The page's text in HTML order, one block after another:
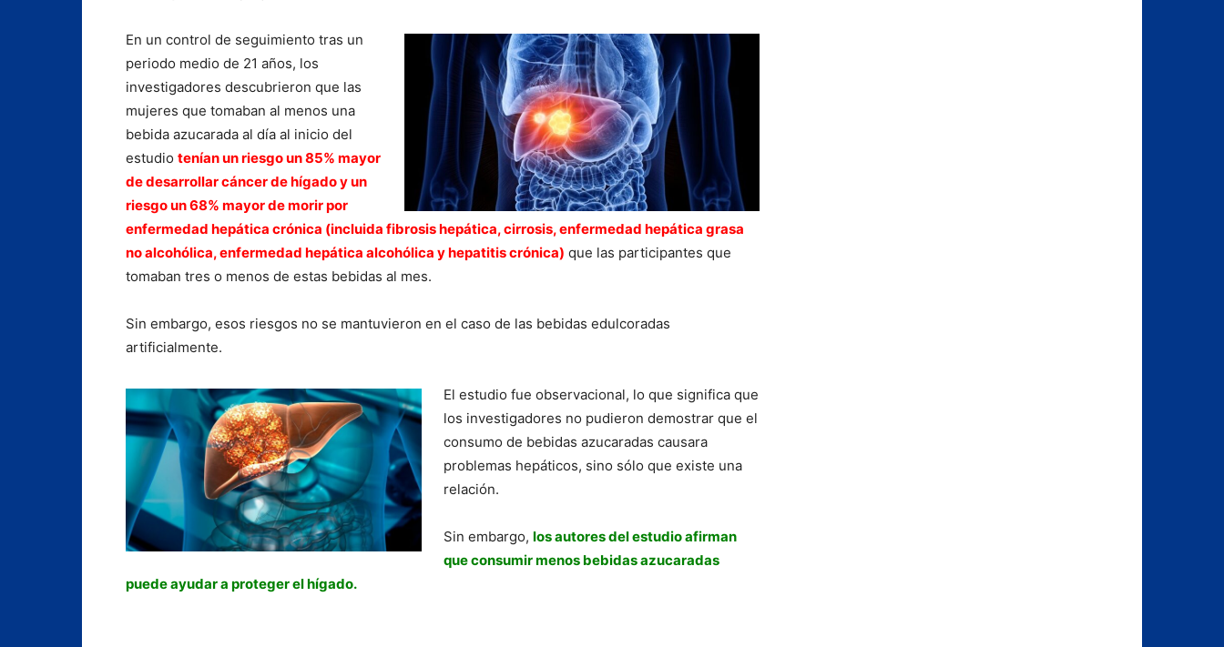
En un control de seguimiento tras un
periodo medio de 21 años, los
investigadores descubrieron que las
mujeres que tomaban al menos una
bebida azucarada al día al inicio del
estudio tenían un riesgo un 85% mayor
de desarrollar cáncer de hígado y un
riesgo un 68% mayor de morir por
enfermedad hepática crónica (incluida fibrosis hepática, cirrosis, enfermedad hepática grasa
no alcohólica, enfermedad hepática alcohólica y hepatitis crónica) que las participantes que
tomaban tres o menos de estas bebidas al mes.
Sin embargo, esos riesgos no se mantuvieron en el caso de las bebidas edulcoradas
artificialmente.
El estudio fue observacional, lo que significa que
los investigadores no pudieron demostrar que el
consumo de bebidas azucaradas causara
problemas hepáticos, sino sólo que existe una
relación.
Sin embargo, los autores del estudio afirman
que consumir menos bebidas azucaradas
puede ayudar a proteger el hígado.